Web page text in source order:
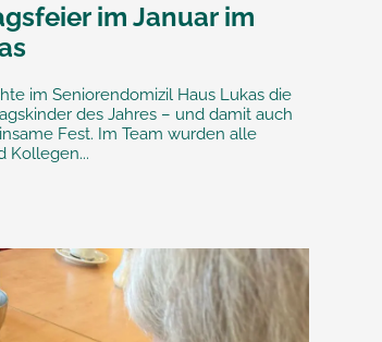
im Januar im
im Seniorendomizil Haus Lukas die
des Jahres – und damit auch
Fest. Im Team wurden alle
Kollegen...